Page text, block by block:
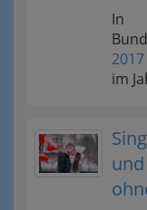
In
im